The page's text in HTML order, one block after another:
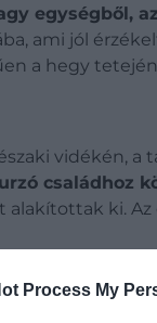
Process My
egységből,
ami jól
a hegy
családhoz
ki.